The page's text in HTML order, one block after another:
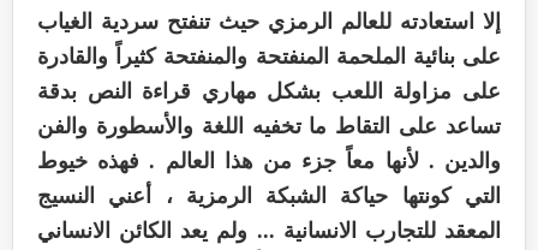
إلا استعادته للعالم الرمزي حيث تنفتح سردية الغياب
على بنائية الملحمة المنفتحة والمنفتحة كثيراً والقادرة
على مزاولة اللعب بشكل مهاري قراءة النص بدقة
تساعد على التقاط ما تخفيه اللغة والأسطورة والفن
والدين . لأنها معاً جزء من هذا العالم . فهذه خيوط
التي كونتها حياكة الشبكة الرمزية ، أعني النسيج
المعقد للتجارب الانسانية ... ولم يعد الكائن الانساني